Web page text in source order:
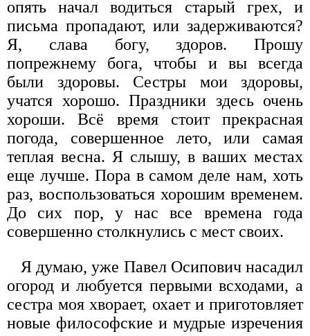
опять начал водиться старый грех, и
письма пропадают, или задерживаются?
Я, слава богу, здоров. Прошу
попрежнему бога, чтобы и вы всегда
были здоровы. Сестры мои здоровы,
учатся хорошо. Праздники здесь очень
хороши. Всё время стоит прекрасная
погода, совершенное лето, или самая
теплая весна. Я слышу, в ваших местах
еще лучше. Пора в самом деле нам, хоть
раз, воспользоваться хорошим временем.
До сих пор, у нас все времена года
совершенно столкнулись с мест своих.
Я думаю, уже Павел Осипович насадил
огород и любуется первыми всходами, а
сестра моя хворает, охает и приготовляет
новые философские и мудрые изречения